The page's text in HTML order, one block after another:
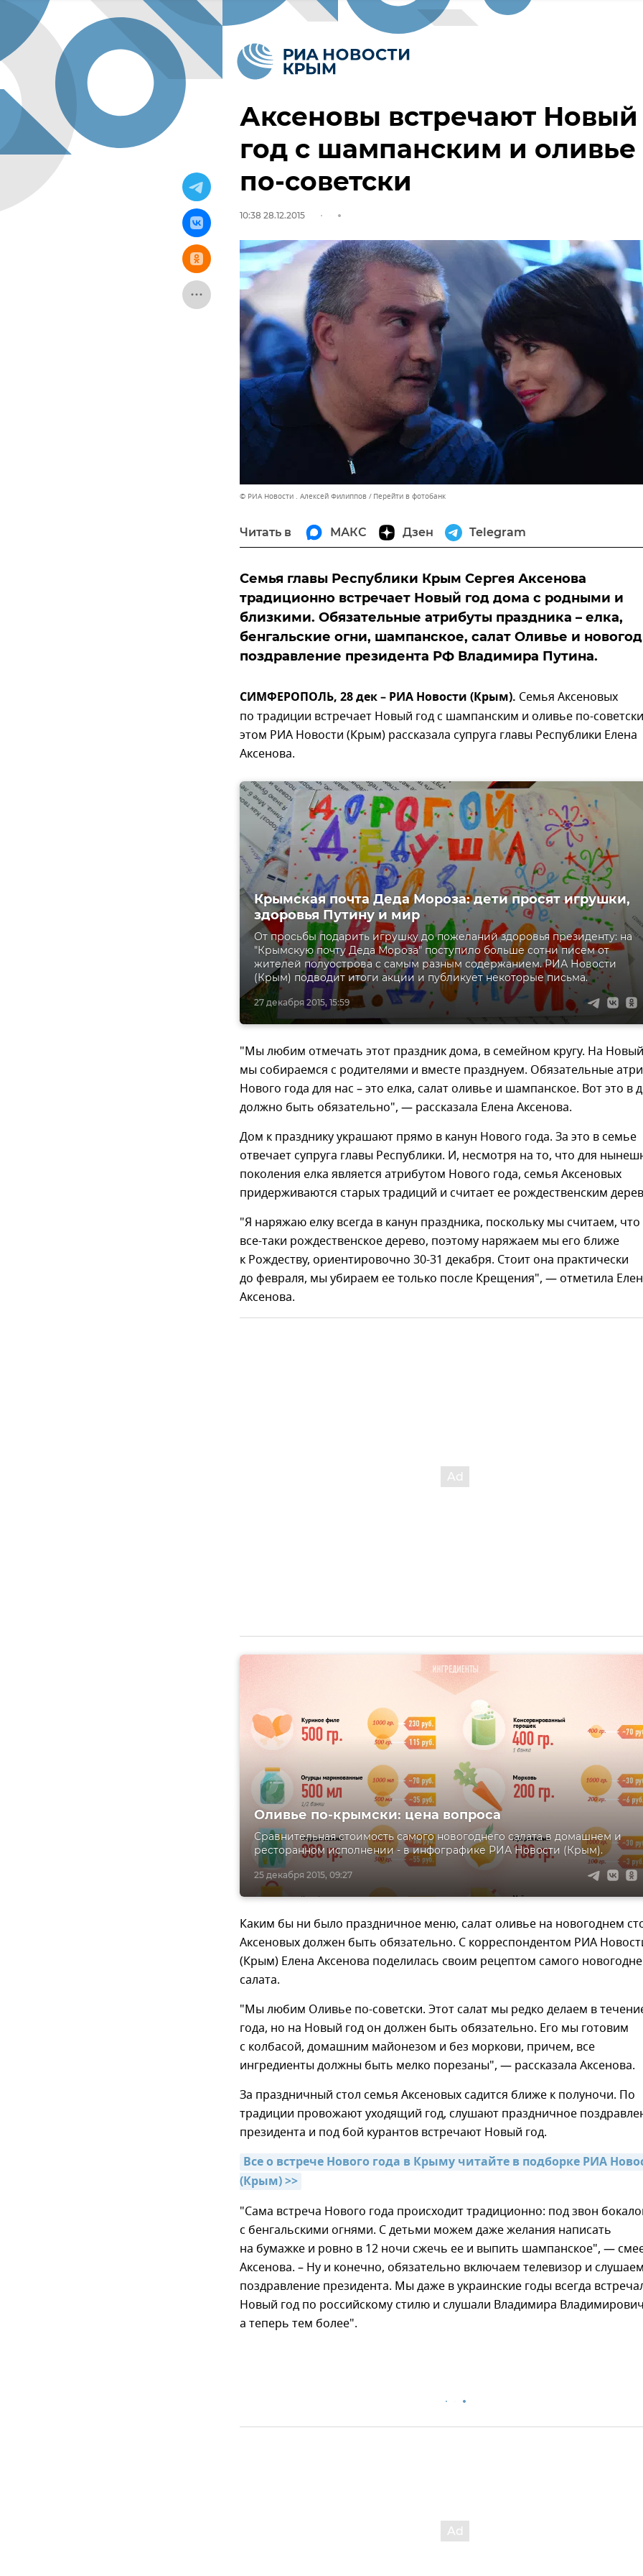
Аксеновы встречают Новый
год с шампанским и оливье
по-советски
10:38 28.12.2015
© РИА Новости . Алексей Филиппов Перейти в фотобанк
Читать в МАКС Дзен Telegram
Семья главы Республики Крым Сергея Аксенова
традиционно встречает Новый год дома с родными и
близкими. Обязательные атрибуты праздника – елка,
бенгальские огни, шампанское, салат Оливье и
поздравление президента РФ Владимира Путина.
СИМФЕРОПОЛЬ, 28 дек – РИА Новости (Крым). Семья Аксеновых
по традиции встречает Новый год с шампанским и оливье по-
этом РИА Новости (Крым) рассказала супруга главы Республики Елена
Аксенова.
27 декабря 2015, 15:59
Крымская почта Деда Мороза: дети просят игрушки,
здоровья Путину и мир
От просьбы подарить игрушку до пожеланий здоровья президенту: на
"Крымскую почту Деда Мороза" поступило больше сотни писем от
жителей полуострова с самым разным содержанием. РИА Новости
(Крым) подводит итоги акции и публикует некоторые письма.
"Мы любим отмечать этот праздник дома, в семейном кругу. На
мы собираемся с родителями и вместе празднуем. Обязательные
Нового года для нас – это елка, салат оливье и шампанское. Вот это в
должно быть обязательно", — рассказала Елена Аксенова.
Дом к празднику украшают прямо в канун Нового года. За это в семье
отвечает супруга главы Республики. И, несмотря на то, что для
поколения елка является атрибутом Нового года, семья Аксеновых
придерживаются старых традиций и считает ее рождественским
"Я наряжаю елку всегда в канун праздника, поскольку мы считаем, что
все-таки рождественское дерево, поэтому наряжаем мы его ближе
к Рождеству, ориентировочно 30-31 декабря. Стоит она практически
до февраля, мы убираем ее только после Крещения", — отметила
Аксенова.
25 декабря 2015, 09:27
Оливье по-крымски: цена вопроса
Сравнительная стоимость самого новогоднего салата в домашнем и
ресторанном исполнении - в инфографике РИА Новости (Крым).
Каким бы ни было праздничное меню, салат оливье на новогоднем
Аксеновых должен быть обязательно. С корреспондентом РИА
(Крым) Елена Аксенова поделилась своим рецептом самого
салата.
"Мы любим Оливье по-советски. Этот салат мы редко делаем в
года, но на Новый год он должен быть обязательно. Его мы готовим
с колбасой, домашним майонезом и без моркови, причем, все
ингредиенты должны быть мелко порезаны", — рассказала Аксенова.
За праздничный стол семья Аксеновых садится ближе к полуночи. По
традиции провожают уходящий год, слушают праздничное
президента и под бой курантов встречают Новый год.
Все о встрече Нового года в Крыму читайте в подборке РИА
(Крым) >>
"Сама встреча Нового года происходит традиционно: под звон
с бенгальскими огнями. С детьми можем даже желания написать
на бумажке и ровно в 12 ночи сжечь ее и выпить шампанское", —
Аксенова. – Ну и конечно, обязательно включаем телевизор и
поздравление президента. Мы даже в украинские годы всегда
Новый год по российскому стилю и слушали Владимира
а теперь тем более".